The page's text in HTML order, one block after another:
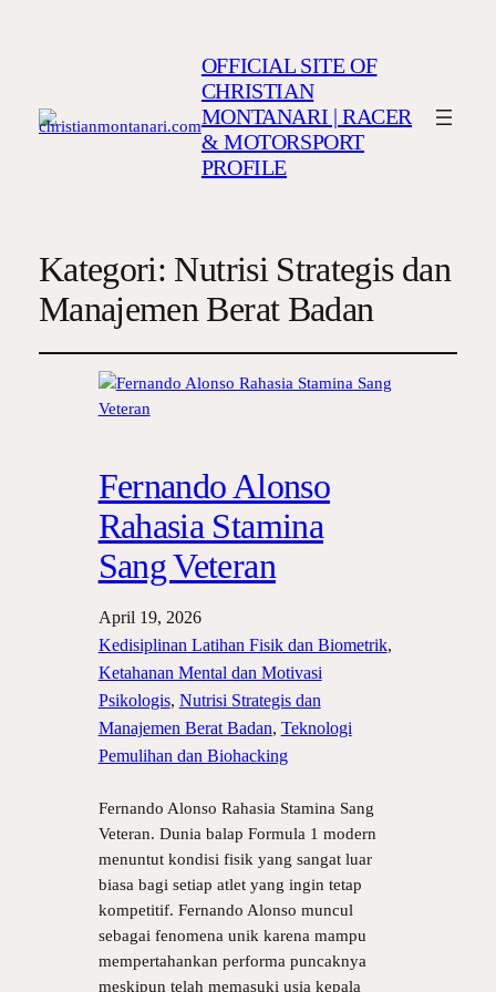
OFFICIAL SITE OF
CHRISTIAN
MONTANARI | RACER
& MOTORSPORT
PROFILE
Kategori: Nutrisi Strategis dan
Manajemen Berat Badan
Fernando Alonso
Rahasia Stamina
Sang Veteran
April 19, 2026
Kedisiplinan Latihan Fisik dan Biometrik
Ketahanan Mental dan Motivasi
Psikologis, Nutrisi Strategis dan
Manajemen Berat Badan, Teknologi
Pemulihan dan Biohacking
Fernando Alonso Rahasia Stamina Sang
Veteran. Dunia balap Formula 1 modern
menuntut kondisi fisik yang sangat luar
biasa bagi setiap atlet yang ingin tetap
kompetitif. Fernando Alonso muncul
sebagai fenomena unik karena mampu
mempertahankan performa puncaknya
meskipun telah memasuki usia kepala